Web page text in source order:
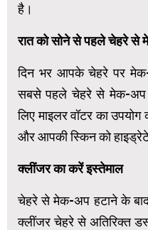
है।
रात को सोने से पहले चेहरे से
दिन भर आपके चेहरे पर
सबसे पहले चेहरे से मेक-अप
लिए माइलर वॉटर का
और आपकी स्किन को
क्लींजर का करें इस्तेमाल
चेहरे से मेक-अप हटाने के
क्लींजर चेहरे से अतिरिक्त